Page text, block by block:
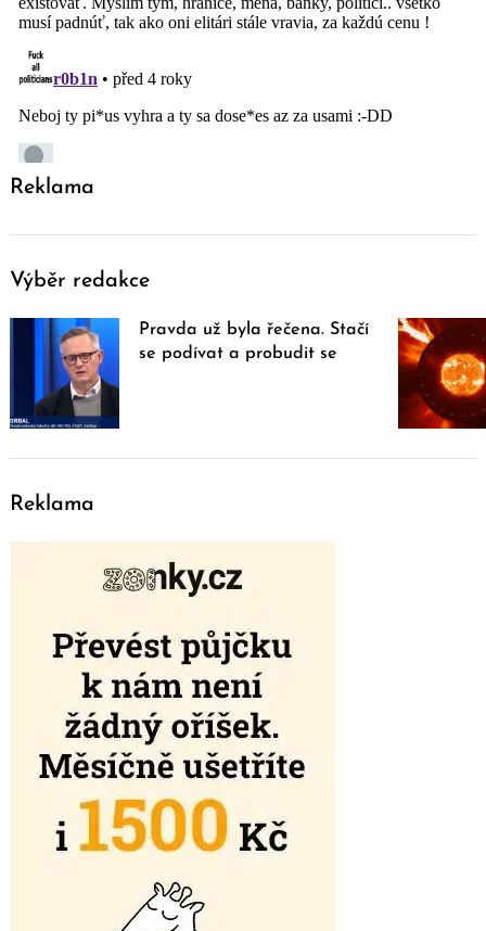
Reklama
Výběr redakce
Pravda už byla řečena. Stačí
se podívat a probudit se
Reklama